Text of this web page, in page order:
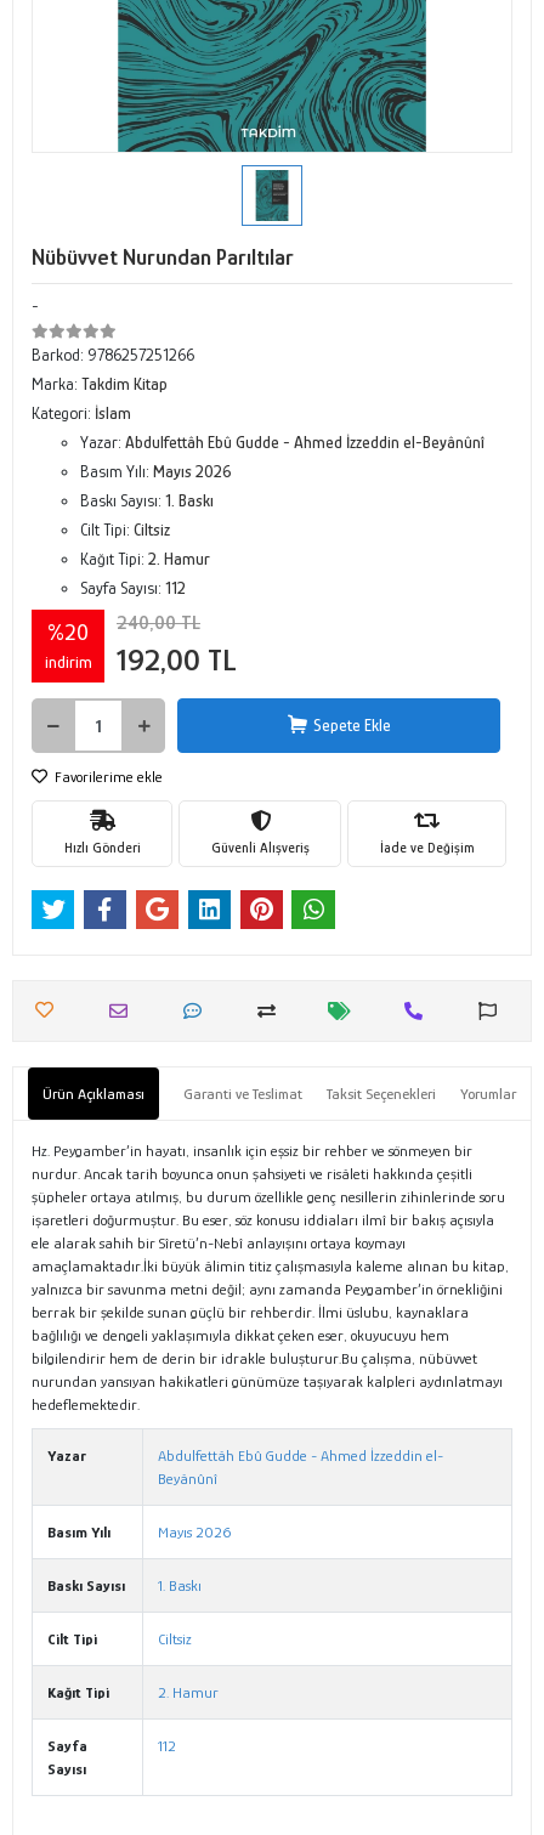
Nübüvvet Nurundan Parıltılar
-
Barkod: 9786257251266
Marka: Takdim Kitap
Kategori: İslam
Yazar: Abdulfettâh Ebû Gudde - Ahmed İzzeddin el-Beyânûnî
Basım Yılı: Mayıs 2026
Baskı Sayısı: 1. Baskı
Cilt Tipi: Ciltsiz
Kağıt Tipi: 2. Hamur
Sayfa Sayısı: 112
%20
indirim
240,00 TL
192,00 TL
Sepete Ekle
Favorilerime ekle
Hızlı Gönderi Güvenli Alışveriş İade ve Değişim
Ürün Açıklaması Garanti ve Teslimat Taksit Seçenekleri Yorumlar
Hz. Peygamber’in hayatı, insanlık için eşsiz bir rehber ve sönmeyen bir
nurdur. Ancak tarih boyunca onun şahsiyeti ve risâleti hakkında çeşitli
şüpheler ortaya atılmış, bu durum özellikle genç nesillerin zihinlerinde soru
işaretleri doğurmuştur. Bu eser, söz konusu iddiaları ilmî bir bakış açısıyla
ele alarak sahih bir Sîretü’n-Nebî anlayışını ortaya koymayı
amaçlamaktadır.İki büyük âlimin titiz çalışmasıyla kaleme alınan bu kitap,
yalnızca bir savunma metni değil; aynı zamanda Peygamber’in örnekliğini
berrak bir şekilde sunan güçlü bir rehberdir. İlmi üslubu, kaynaklara
bağlılığı ve dengeli yaklaşımıyla dikkat çeken eser, okuyucuyu hem
bilgilendirir hem de derin bir idrakle buluşturur.Bu çalışma, nübüvvet
nurundan yansıyan hakikatleri günümüze taşıyarak kalpleri aydınlatmayı
hedeflemektedir.
Yazar
Abdulfettâh Ebû Gudde - Ahmed İzzeddin el-
Beyânûnî
Basım Yılı Mayıs 2026
Baskı Sayısı 1. Baskı
Cilt Tipi Ciltsiz
Kağıt Tipi 2. Hamur
Sayfa
Sayısı
112